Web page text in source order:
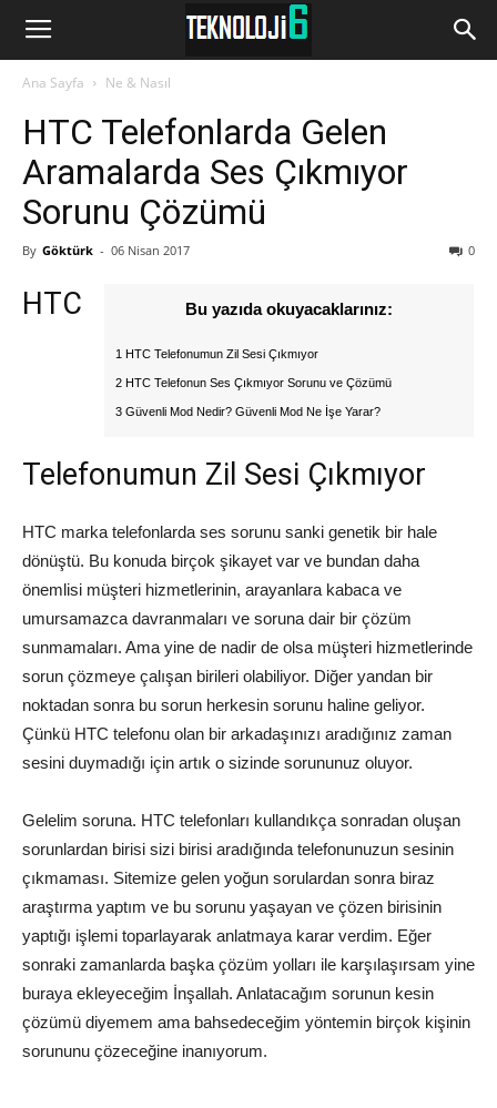
www.Teknoloji6.com
Ana Sayfa Ne & Nasıl
HTC Telefonlarda Gelen
Aramalarda Ses Çıkmıyor
Sorunu Çözümü
By Göktürk - 06 Nisan 2017 0
Bu yazıda okuyacaklarınız:
1 HTC Telefonumun Zil Sesi Çıkmıyor
2 HTC Telefonun Ses Çıkmıyor Sorunu ve Çözümü
3 Güvenli Mod Nedir? Güvenli Mod Ne İşe Yarar?
HTC
Telefonumun Zil Sesi Çıkmıyor
HTC marka telefonlarda ses sorunu sanki genetik bir hale
dönüştü. Bu konuda birçok şikayet var ve bundan daha
önemlisi müşteri hizmetlerinin, arayanlara kabaca ve
umursamazca davranmaları ve soruna dair bir çözüm
sunmamaları. Ama yine de nadir de olsa müşteri hizmetlerinde
sorun çözmeye çalışan birileri olabiliyor. Diğer yandan bir
noktadan sonra bu sorun herkesin sorunu haline geliyor.
Çünkü HTC telefonu olan bir arkadaşınızı aradığınız zaman
sesini duymadığı için artık o sizinde sorununuz oluyor.
Gelelim soruna. HTC telefonları kullandıkça sonradan oluşan
sorunlardan birisi sizi birisi aradığında telefonunuzun sesinin
çıkmaması. Sitemize gelen yoğun sorulardan sonra biraz
araştırma yaptım ve bu sorunu yaşayan ve çözen birisinin
yaptığı işlemi toparlayarak anlatmaya karar verdim. Eğer
sonraki zamanlarda başka çözüm yolları ile karşılaşırsam yine
buraya ekleyeceğim İnşallah. Anlatacağım sorunun kesin
çözümü diyemem ama bahsedeceğim yöntemin birçok kişinin
sorununu çözeceğine inanıyorum.